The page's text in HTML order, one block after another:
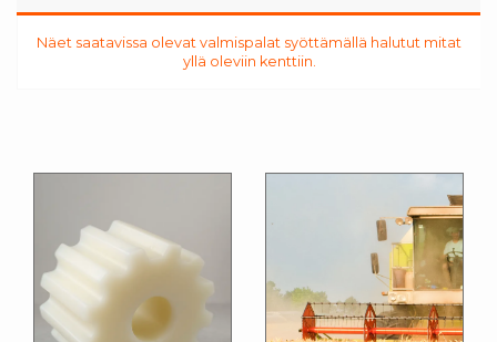
Näet saatavissa olevat valmispalat syöttämällä halutut mitat
yllä oleviin kenttiin.